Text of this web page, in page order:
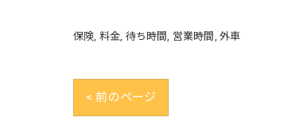
保険 料金 待ち時間 営業時間 外車
< 前のページ